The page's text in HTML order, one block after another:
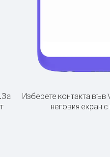
За
Изберете контакта във
неговия екран